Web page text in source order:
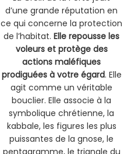
d’une grande réputation en
ce qui concerne la protection
de l’habitat. Elle repousse les
voleurs et protège des
actions maléfiques
prodiguées à votre égard. Elle
agit comme un véritable
bouclier. Elle associe à la
symbolique chrétienne, la
kabbale, les figures les plus
puissantes de la gnose, le
pentagramme, le triangle du